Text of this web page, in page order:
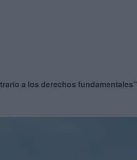
a los derechos fundamentales”